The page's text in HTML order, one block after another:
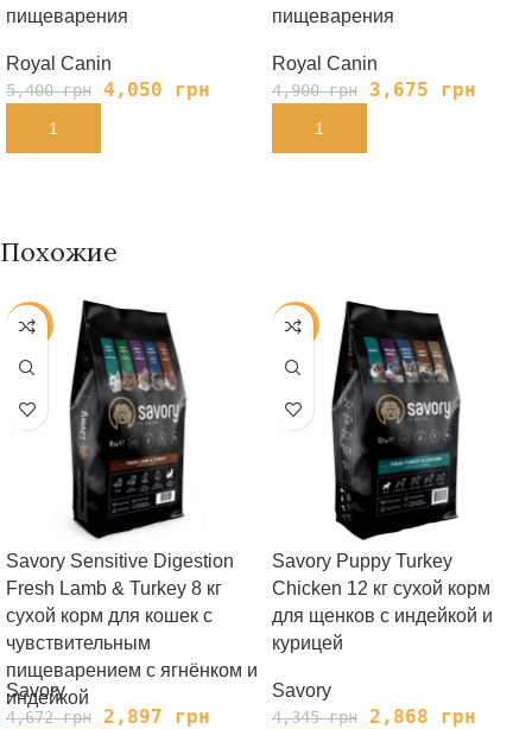
пищеварения
Royal Canin
5,400грн 4,050 грн
В КОРЗИНУ
пищеварения
Royal Canin
4,900грн 3,675 грн
В КОРЗИНУ
Похожие
-38%
Savory Sensitive Digestion
Fresh Lamb & Turkey 8 кг
сухой корм для кошек с
чувствительным
пищеварением с ягнёнком и
индейкой
Savory
4,672грн 2,897 грн
-34%
Savory Puppy Turkey
Chicken 12 кг сухой корм
для щенков с индейкой и
курицей
Savory
4,345грн 2,868 грн